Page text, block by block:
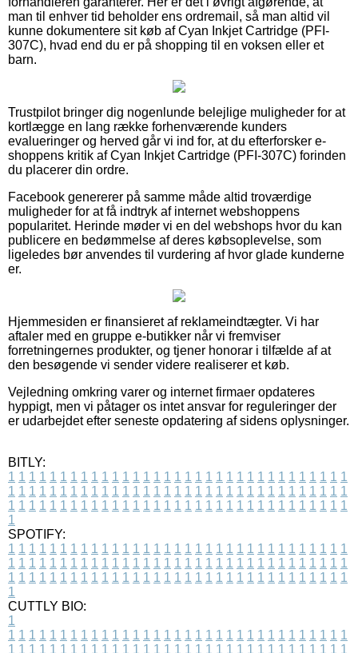
man til enhver tid beholder ens ordremail, så man altid vil
kunne dokumentere sit køb af Cyan Inkjet Cartridge (PFI-
307C), hvad end du er på shopping til en voksen eller et
barn.
Trustpilot bringer dig nogenlunde belejlige muligheder for at
kortlægge en lang række forhenværende kunders
evalueringer og herved går vi ind for, at du efterforsker e-
shoppens kritik af Cyan Inkjet Cartridge (PFI-307C) forinden
du placerer din ordre.
Facebook genererer på samme måde altid troværdige
muligheder for at få indtryk af internet webshoppens
popularitet. Herinde møder vi en del webshops hvor du kan
publicere en bedømmelse af deres købsoplevelse, som
ligeledes bør anvendes til vurdering af hvor glade kunderne
er.
Hjemmesiden er finansieret af reklameindtægter. Vi har
aftaler med en gruppe e-butikker når vi fremviser
forretningernes produkter, og tjener honorar i tilfælde af at
den besøgende vi sender videre realiserer et køb.
Vejledning omkring varer og internet firmaer opdateres
hyppigt, men vi påtager os intet ansvar for reguleringer der
er udarbejdet efter seneste opdatering af sidens oplysninger.
BITLY:
1 1 1 1 1 1 1 1 1 1 1 1 1 1 1 1 1 1 1 1 1 1 1 1 1 1 1 1 1 1 1 1 1
1 1 1 1 1 1 1 1 1 1 1 1 1 1 1 1 1 1 1 1 1 1 1 1 1 1 1 1 1 1 1 1 1
1 1 1 1 1 1 1 1 1 1 1 1 1 1 1 1 1 1 1 1 1 1 1 1 1 1 1 1 1 1 1 1 1
1
SPOTIFY:
1 1 1 1 1 1 1 1 1 1 1 1 1 1 1 1 1 1 1 1 1 1 1 1 1 1 1 1 1 1 1 1 1
1 1 1 1 1 1 1 1 1 1 1 1 1 1 1 1 1 1 1 1 1 1 1 1 1 1 1 1 1 1 1 1 1
1 1 1 1 1 1 1 1 1 1 1 1 1 1 1 1 1 1 1 1 1 1 1 1 1 1 1 1 1 1 1 1 1
1
CUTTLY BIO:
1
1 1 1 1 1 1 1 1 1 1 1 1 1 1 1 1 1 1 1 1 1 1 1 1 1 1 1 1 1 1 1 1 1
1 1 1 1 1 1 1 1 1 1 1 1 1 1 1 1 1 1 1 1 1 1 1 1 1 1 1 1 1 1 1 1 1